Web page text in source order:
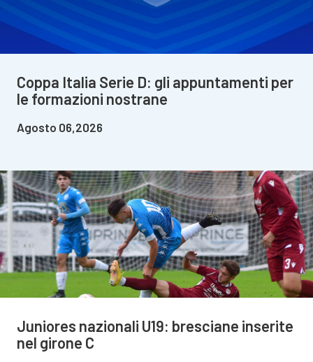
Coppa Italia Serie D: gli appuntamenti per
le formazioni nostrane
Agosto 06,2026
Juniores nazionali U19: bresciane inserite
nel girone C